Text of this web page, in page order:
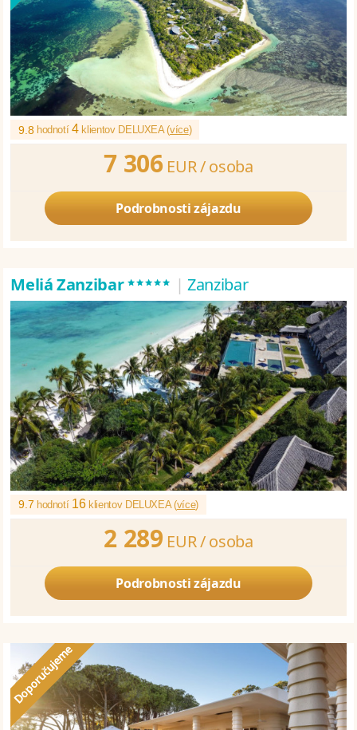
9.8 hodnotí4klientov DELUXEA (více)
7 306 EUR /osoba
Podrobnosti zájazdu
Meliá Zanzibar***** | Zanzibar
9.7 hodnotí 16klientov DELUXEA (více)
2 289 EUR /osoba
Podrobnosti zájazdu